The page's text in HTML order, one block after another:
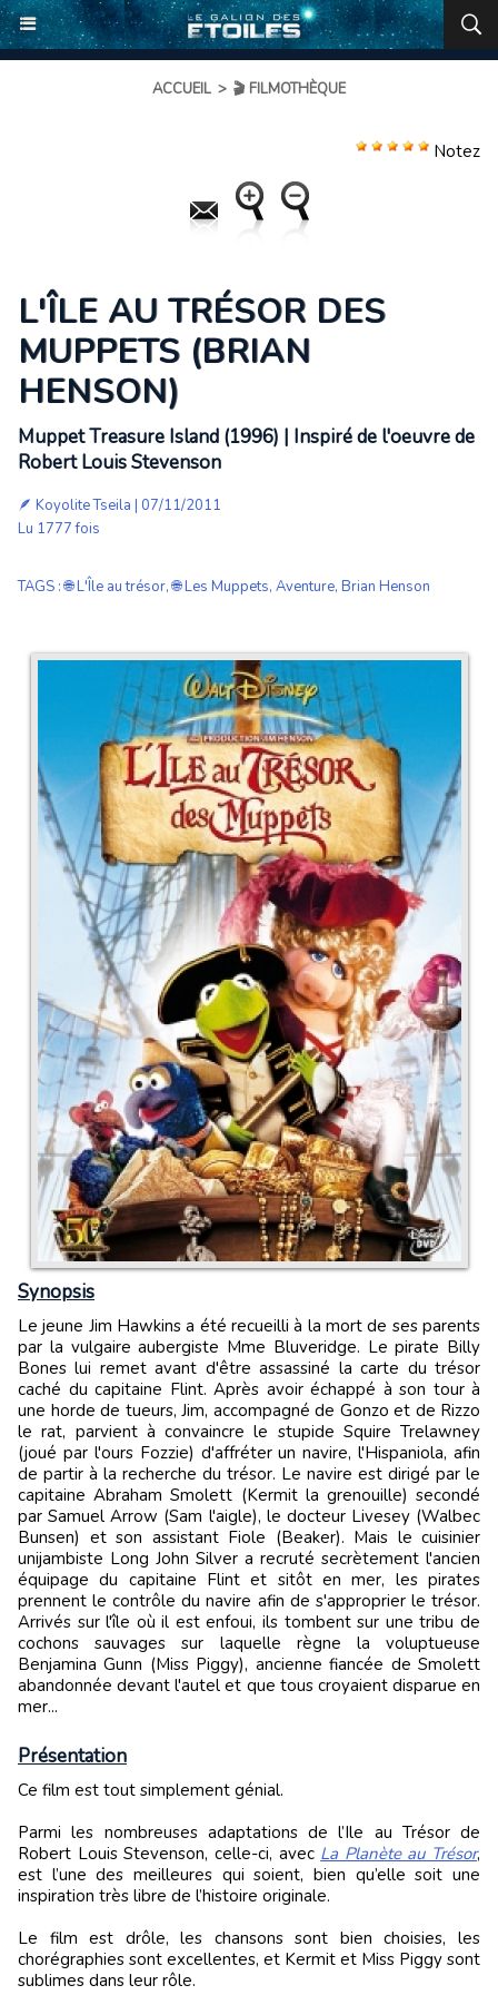
ACCUEIL > 🎬 FILMOTHÈQUE
Notez
L'ÎLE AU TRÉSOR DES
MUPPETS (BRIAN
HENSON)
Muppet Treasure Island (1996) | Inspiré de l'oeuvre de
Robert Louis Stevenson
🪶 Koyolite Tseila | 07/11/2011
Lu 1777 fois
TAGS :🌐 L'Île au trésor,🌐 Les Muppets, Aventure, Brian Henson
Synopsis
Le jeune Jim Hawkins a été recueilli à la mort de ses parents
par la vulgaire aubergiste Mme Bluveridge. Le pirate Billy
Bones lui remet avant d'être assassiné la carte du trésor
caché du capitaine Flint. Après avoir échappé à son tour à
une horde de tueurs, Jim, accompagné de Gonzo et de Rizzo
le rat, parvient à convaincre le stupide Squire Trelawney
(joué par l'ours Fozzie) d'affréter un navire, l'Hispaniola, afin
de partir à la recherche du trésor. Le navire est dirigé par le
capitaine Abraham Smolett (Kermit la grenouille) secondé
par Samuel Arrow (Sam l'aigle), le docteur Livesey (Walbec
Bunsen) et son assistant Fiole (Beaker). Mais le cuisinier
unijambiste Long John Silver a recruté secrètement l'ancien
équipage du capitaine Flint et sitôt en mer, les pirates
prennent le contrôle du navire afin de s'approprier le trésor.
Arrivés sur l'île où il est enfoui, ils tombent sur une tribu de
cochons sauvages sur laquelle règne la voluptueuse
Benjamina Gunn (Miss Piggy), ancienne fiancée de Smolett
abandonnée devant l'autel et que tous croyaient disparue en
mer...
Présentation
Ce film est tout simplement génial.
Parmi les nombreuses adaptations de l’Ile au Trésor de
Robert Louis Stevenson, celle-ci, avec La Planète au Trésor,
est l’une des meilleures qui soient, bien qu’elle soit une
inspiration très libre de l’histoire originale.
Le film est drôle, les chansons sont bien choisies, les
chorégraphies sont excellentes, et Kermit et Miss Piggy sont
sublimes dans leur rôle.